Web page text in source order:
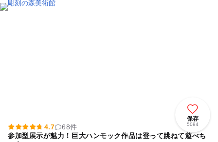
保存
5094
4.7
68件
参加型展示が魅力！巨大ハンモック作品は登って跳ねて遊べち